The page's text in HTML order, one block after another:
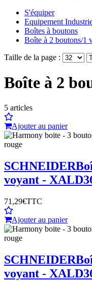
S'équiper
Equipement
Boîtes à boutons
Boîte à 2 boutons/1
Taille de la page :
Boîte à 2
5 articles
Ajouter au panier
SCHNEIDER
voyant -
71,29€TTC
Ajouter au panier
SCHNEIDER
voyant -